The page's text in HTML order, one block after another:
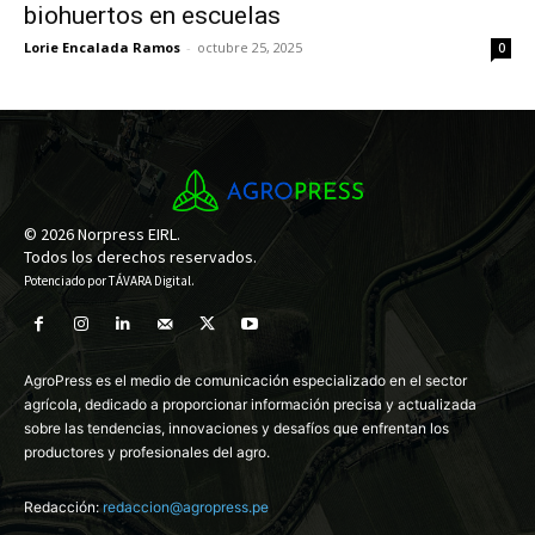
biohuertos en escuelas
Lorie Encalada Ramos - octubre 25, 2025 0
© 2026 Norpress EIRL.
Todos los derechos reservados.
Potenciado porTÁVARA Digital.
AgroPress es el medio de comunicación especializado en el sector
agrícola, dedicado a proporcionar información precisa y actualizada
sobre las tendencias, innovaciones y desafíos que enfrentan los
productores y profesionales del agro.
Redacción:redaccion@agropress.pe